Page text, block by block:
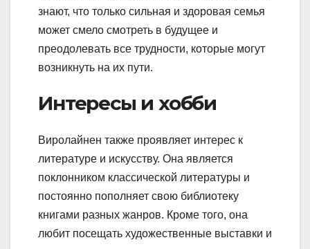
знают, что только сильная и здоровая семья
может смело смотреть в будущее и
преодолевать все трудности, которые могут
возникнуть на их пути.
Интересы и хобби
Виролайнен также проявляет интерес к
литературе и искусству. Она является
поклонником классической литературы и
постоянно пополняет свою библиотеку
книгами разных жанров. Кроме того, она
любит посещать художественные выставки и